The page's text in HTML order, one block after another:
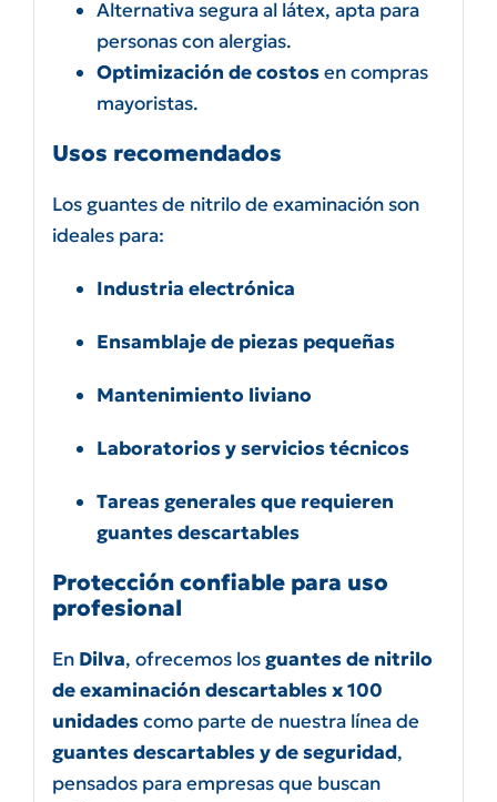
Alternativa segura al látex, apta para
personas con alergias.
Optimización de costosen compras
mayoristas.
Usos recomendados
Los guantes de nitrilo de examinación son
ideales para:
Industria electrónica
Ensamblaje de piezas pequeñas
Mantenimiento liviano
Laboratorios y servicios técnicos
Tareas generales que requieren
guantes descartables
Protección confiable para uso
profesional
En Dilva, ofrecemos losguantes de nitrilo
de examinación descartables x 100
unidadescomo parte de nuestra línea de
guantes descartables y de seguridad,
pensados para empresas que buscan